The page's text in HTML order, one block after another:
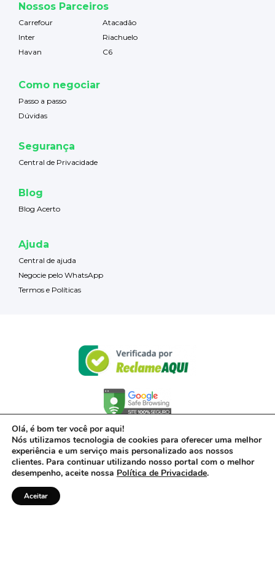
Nossos Parceiros
Carrefour
Atacadão
Inter
Riachuelo
Havan
C6
Como negociar
Passo a passo
Dúvidas
Segurança
Central de Privacidade
Blog
Blog Acerto
Ajuda
Central de ajuda
Negocie pelo WhatsApp
Termos e Políticas
Olá, é bom ter você por aqui!
Nós utilizamos tecnologia de cookies para oferecer uma melhor
experiência e um serviço mais personalizado aos nossos
clientes. Para continuar utilizando nosso portal com o melhor
desempenho, aceite nossa Política de Privacidade.
Aceitar